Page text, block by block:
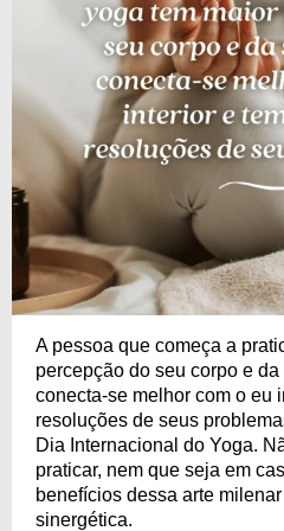
A pessoa que começa a
percepção do seu corpo e
conecta-se melhor com o eu
resoluções de seus
Dia Internacional do Yoga.
praticar, nem que seja em
benefícios dessa arte
sinergética.